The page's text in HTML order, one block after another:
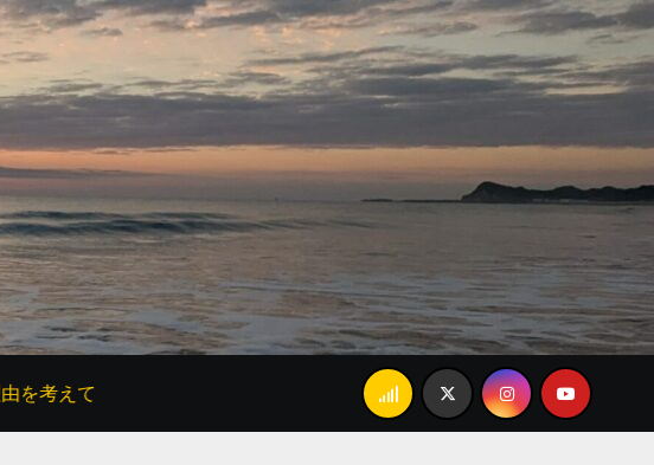
父の「あんましかな…」で大爆笑。忘れられない家族のランチ